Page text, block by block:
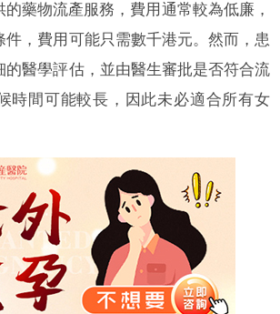
的藥物流產服務，費用通常較為低廉，
件，費用可能只需數千港元。然而，患
的醫學評估，並由醫生審批是否符合流
時間可能較長，因此未必適合所有女